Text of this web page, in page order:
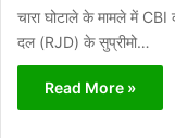
चारा घोटाले के मामले में CBI
दल (RJD) के सुप्रीमो…
Read More »